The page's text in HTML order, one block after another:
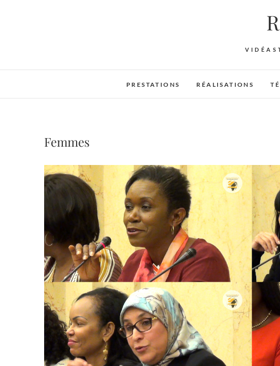
PRESTATIONS RÉALISATIONS
Femmes